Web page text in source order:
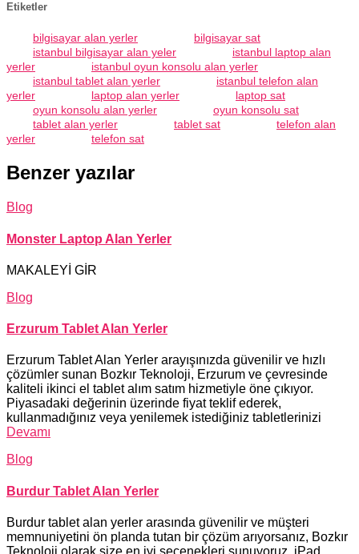
Etiketler
bilgisayar alan yerler
bilgisayar sat
istanbul bilgisayar alan yeler
istanbul laptop alan
yerler
istanbul oyun konsolu alan yerler
istanbul tablet alan yerler
istanbul telefon alan
yerler
laptop alan yerler
laptop sat
oyun konsolu alan yerler
oyun konsolu sat
tablet alan yerler
tablet sat
telefon alan
yerler
telefon sat
Benzer yazılar
Blog
Monster Laptop Alan Yerler
MAKALEYİ GİR
Blog
Erzurum Tablet Alan Yerler
Erzurum Tablet Alan Yerler arayışınızda güvenilir ve hızlı
çözümler sunan Bozkır Teknoloji, Erzurum ve çevresinde
kaliteli ikinci el tablet alım satım hizmetiyle öne çıkıyor.
Piyasadaki değerinin üzerinde fiyat teklif ederek,
kullanmadığınız veya yenilemek istediğiniz tabletlerinizi
Devamı
Blog
Burdur Tablet Alan Yerler
Burdur tablet alan yerler arasında güvenilir ve müşteri
memnuniyetini ön planda tutan bir çözüm arıyorsanız, Bozkır
Teknoloji olarak size en iyi seçenekleri sunuyoruz. iPad,